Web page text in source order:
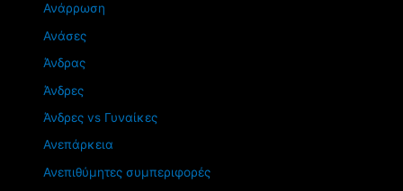
Ανάρρωση
Ανάσες
Άνδρας
Άνδρες
Άνδρες vs Γυναίκες
Ανεπάρκεια
Ανεπιθύμητες συμπεριφορές